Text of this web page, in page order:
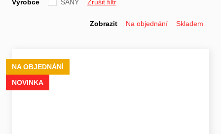
Výrobce SANY Zrušit filtr
Zobrazit Na objednání Skladem
NA OBJEDNÁNÍ
NOVINKA